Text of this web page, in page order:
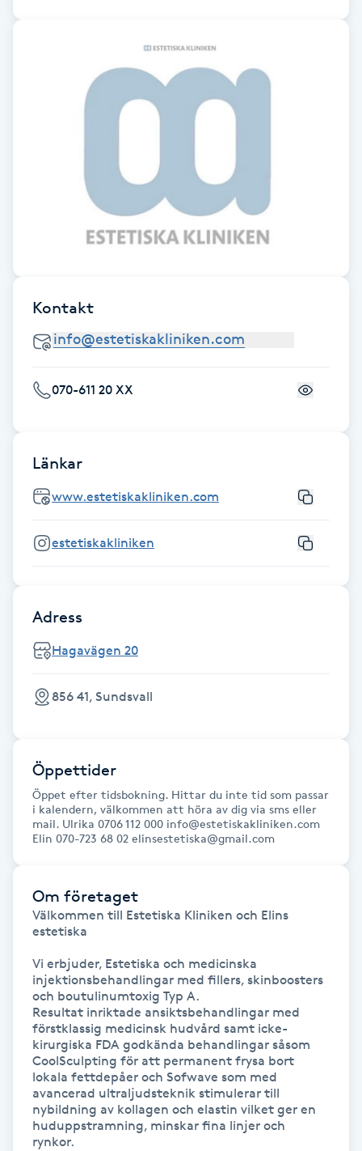
Fransk manikyr
Frekvensterapi
Friskvårdsmassage
Färgning
Föning
Gelenaglar
Gellack
Gellack med förstärkning
Gravidmassage
Gravidyoga
Gua Sha-massage
Hatha Yoga
Headspa
Healing
Herrklippning
HIFU
Hollywood Peel
Hot Stone Massage
Hot yoga
Kontakt
070-611 20 XX
Länkar
www.estetiskakliniken.com
estetiskakliniken
Adress
Hagavägen 20
856 41, Sundsvall
Öppettider
Öppet efter tidsbokning. Hittar du inte tid som passar
i kalendern, välkommen att höra av dig via sms eller
mail. Ulrika 0706 112 000 info@estetiskakliniken.com
Elin 070-723 68 02 elinsestetiska@gmail.com
Om företaget
Välkommen till Estetiska Kliniken och Elins
estetiska
Vi erbjuder, Estetiska och medicinska
injektionsbehandlingar med fillers, skinboosters
och boutulinumtoxig Typ A.
Resultat inriktade ansiktsbehandlingar med
förstklassig medicinsk hudvård samt icke-
kirurgiska FDA godkända behandlingar såsom
CoolSculpting för att permanent frysa bort
lokala fettdepåer och Sofwave som med
avancerad ultraljudsteknik stimulerar till
nybildning av kollagen och elastin vilket ger en
huduppstramning, minskar fina linjer och
rynkor.